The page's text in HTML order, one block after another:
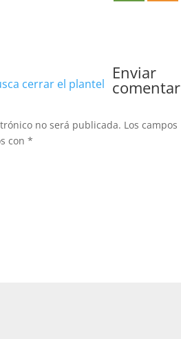
cerrar el plantel
Enviar
comentar
no será publicada. Los campos
con*